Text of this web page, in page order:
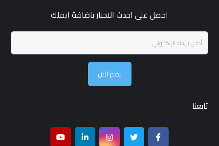
احصل على احدث الاخبار باضافة ايملك
نضم الان
تابعنا